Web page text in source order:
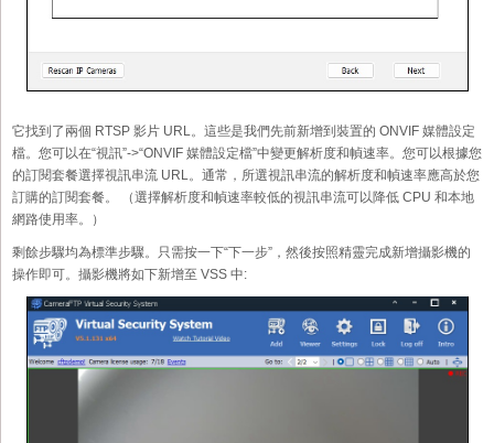
它找到了兩個 RTSP 影片 URL。這些是我們先前新增到裝置的 ONVIF 媒體設定
檔。您可以在“視訊”->“ONVIF 媒體設定檔”中變更解析度和幀速率。您可以根據您
的訂閱套餐選擇視訊串流 URL。通常，所選視訊串流的解析度和幀速率應高於您
訂購的訂閱套餐。 （選擇解析度和幀速率較低的視訊串流可以降低 CPU 和本地
網路使用率。）
剩餘步驟均為標準步驟。只需按一下“下一步”，然後按照精靈完成新增攝影機的
操作即可。攝影機將如下新增至 VSS 中: